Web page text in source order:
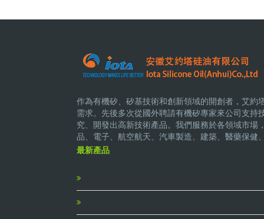
作為有機矽、矽基技術和創新領域的開創者，艾約
需求。先後多次從國外聘請有機矽專家來公司支
究、開發出高新技術產品。我們服務於各領域市
品、電子、航空航天、汽車製造、建築、醫藥保健
最新產品